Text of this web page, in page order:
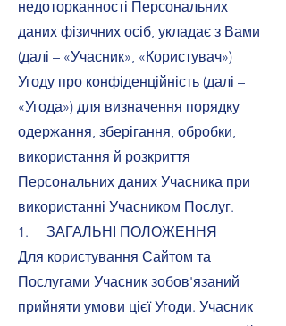
недоторканності Персональних
даних фізичних осіб, укладає з Вами
(далі – «Учасник», «Користувач»)
Угоду про конфіденційність (далі –
«Угода») для визначення порядку
одержання, зберігання, обробки,
використання й розкриття
Персональних даних Учасника при
використанні Учасником Послуг.
1. ЗАГАЛЬНІ ПОЛОЖЕННЯ
Для користування Сайтом та
Послугами Учасник зобов'язаний
прийняти умови цієї Угоди. Учасник